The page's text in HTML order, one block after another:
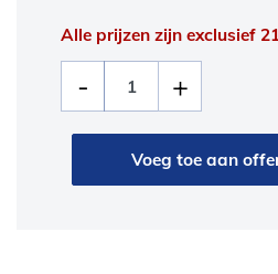
Alle prijzen zijn exclusief
Voeg toe aan